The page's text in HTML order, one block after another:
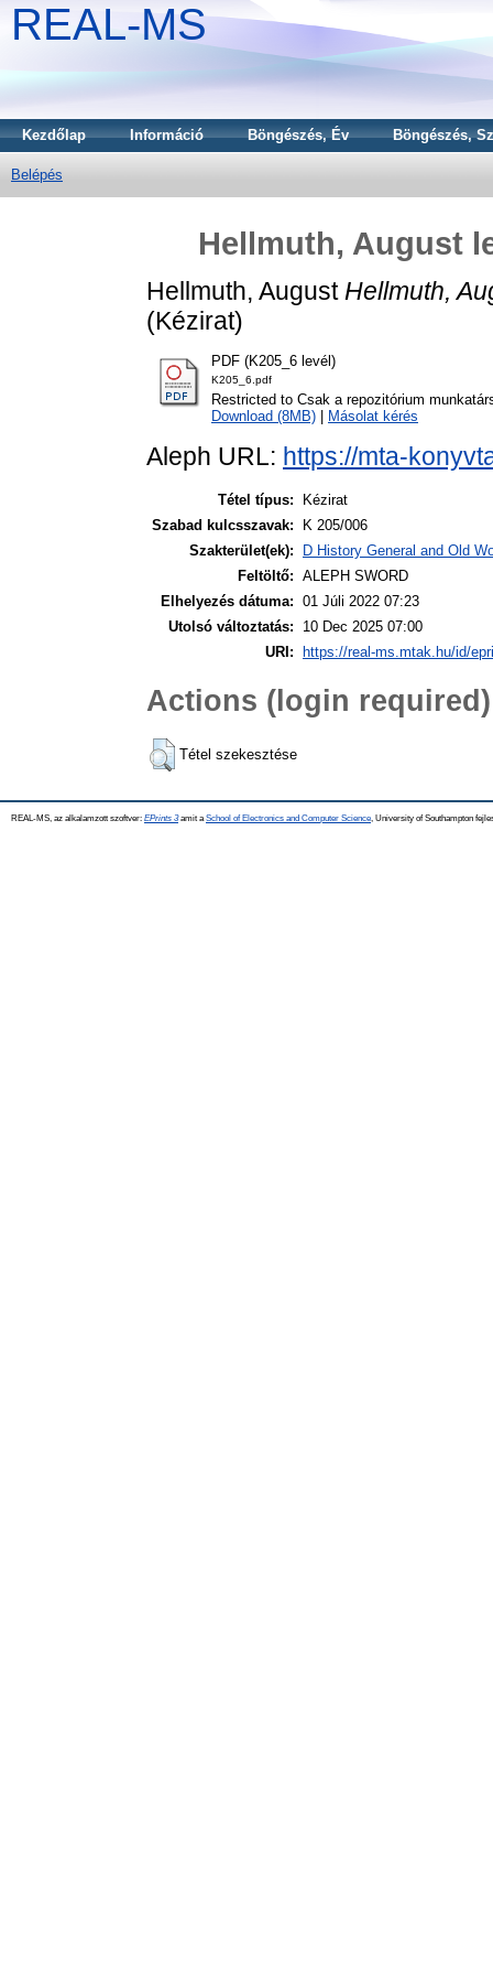
REAL-MS
Kezdőlap Információ Böngészés, Év Böngészés,
Belépés
Hellmuth, August
Hellmuth, August Hellmuth,
(Kézirat)
PDF (K205_6 levél)
K205_6.pdf
Restricted to Csak a repozitórium
Download (8MB)
Másolat kérés
Aleph URL: https://mta-
Tétel típus:
Kézirat
Szabad kulcsszavak:
K 205/006
Szakterület(ek):
D History General and Old
Feltöltő: ALEPH SWORD
Elhelyezés dátuma: 01 Júli 2022 07:23
Utolsó változtatás:
10 Dec 2025 07:00
URI:
https://real-ms.mtak.hu/id/
Actions (login required)
Tétel szekesztése
REAL-MS, az alkalamzott szoftver: EPrints 3amit a School of Electronics and Computer Science , University of Southampton